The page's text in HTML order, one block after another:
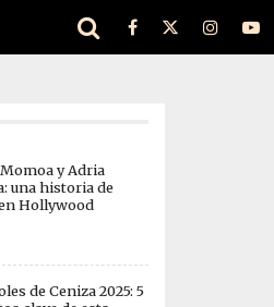
y Adria
una historia de
Hollywood
de Ceniza 2025: 5